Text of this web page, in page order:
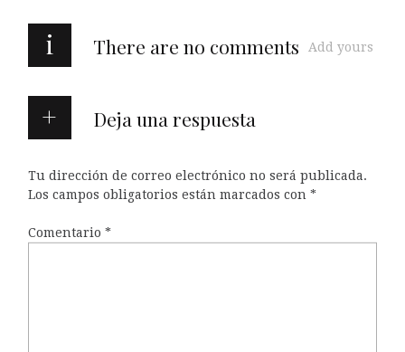
i There are no comments Add yours
Deja una respuesta
Tu dirección de correo electrónico no será publicada.
Los campos obligatorios están marcados con *
Comentario *